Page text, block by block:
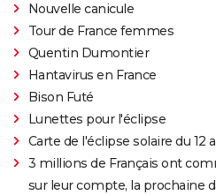
Nouvelle canicule
Tour de France femmes
Quentin Dumontier
Hantavirus en France
Bison Futé
Lunettes pour l'éclipse
Carte de l'éclipse solaire du 12
3 millions de Français ont
sur leur compte, la prochaine